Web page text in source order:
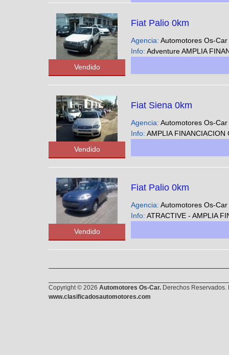
Vendido
Fiat Palio 0km
Agencia: Automotores Os-Car
Info: Adventure AMPLIA FINANCIACION CUOTAS FIJAS EN PESOS
Vendido
Fiat Siena 0km
Agencia: Automotores Os-Car
Info: AMPLIA FINANCIACION CUOTAS FIJAS EN PESOS SOLO
Vendido
Fiat Palio 0km
Agencia: Automotores Os-Car
Info: ATRACTIVE - AMPLIA FINANCIACION CUOTAS FIJAS EN PESOS
Copyright © 2026 Automotores Os-Car. Derechos
www.clasificadosautomotores.com